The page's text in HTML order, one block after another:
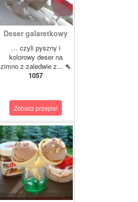
Deser galaretkowy
… czyli pyszny i
kolorowy deser na
zimno z zaledwie z... ⇖
1057
Zobacz przepis!